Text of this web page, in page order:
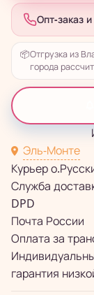
Опт-заказ
📦Отгрузка из
города
Эль-Монте
Курьер
Служба
DPD
Почта России
Оплата за
гарантия